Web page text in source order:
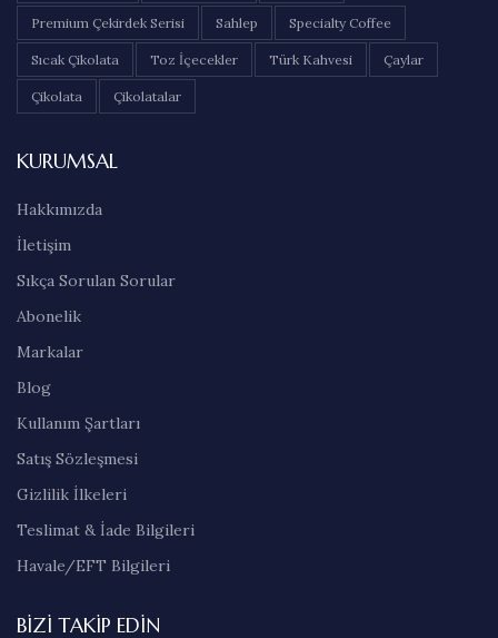
Premium Çekirdek Serisi Sahlep Specialty Coffee
Sıcak Çikolata Toz İçecekler Türk Kahvesi Çaylar
Çikolata Çikolatalar
KURUMSAL
Hakkımızda
İletişim
Sıkça Sorulan Sorular
Abonelik
Markalar
Blog
Kullanım Şartları
Satış Sözleşmesi
Gizlilik İlkeleri
Teslimat & İade Bilgileri
Havale/EFT Bilgileri
BIZI TAKIP EDIN